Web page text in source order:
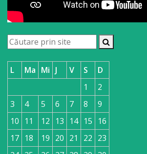
L Ma Mi J V S
D
1
2
3
4 5 6 7 8
9
10
11 12 13 14 15
16
17 18 19 20 21 22 23